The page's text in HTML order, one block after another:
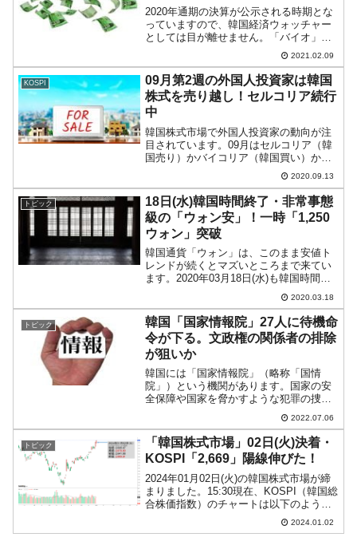
2020年通期の決算が公示される時期とな
っていますので、韓国経済ウォッチャー
としては目が離せません。「バイオ」は
韓国の次世代の輸出を支える産業として
注目されています。韓国の企画財政部も
「バイオだー！」などと奇声気勢を上げ
ているのですが……。...
2021.02.09
KOSPI
09月第2週の外国人投資家は韓国
株式を売り越し！セルコリア続行
中
韓国株式市場で外国人投資家の動向が注
目されています。09月はセルコリア（韓
国売り）かバイコリア（韓国買い）か気
になるところです。2020年09月第2週の
（09月07～11日）KOSPIの結果は以下の
ようになりました。売り越しですが、金
額は「...
2020.09.13
トピック
18日(水)韓国時間終了・非常事態
級の「ウォン安」！一時「1,250
ウォン」突破
韓国通貨「ウォン」は、このまま安値ト
レンドが続くとマズいところまで来てい
ます。2020年03月18日(水)も韓国時間※
が終了し、16：07現在（日本時間）、ド
ルウォンチャートは以下のようになって
います（チャートは『Investing.com...
2020.03.18
トピック
韓国「国家情報院」27人に待機命
令が下る。文政権の関係者の排除
が狙いか
韓国には「国家情報院」（略称「国情
院」）という機関があります。国家の安
全保障や国家を脅かすような犯罪の捜査
などを行う大統領直属の諜報機関。簡単
にいえば「スパイ組織」です。韓国とい
う国を維持し、守るために非常に重要な
機関なのですが、さる202...
2022.07.06
トピック
「韓国株式市場」02日(火)決着・
KOSPI「2,669」陽線伸びた！
2024年01月02日(火)の韓国株式市場が締
まりました。15:30現在、KOSPI（韓国総
合株価指数）のチャートは以下のように
『Investing.com』より引用）。新年初日
2024.01.02